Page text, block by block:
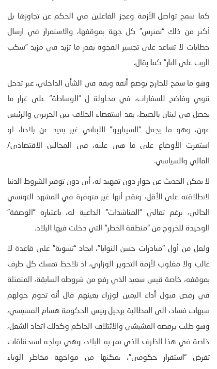
كما سمح تواصل الأزمة وعجز الفاعلين في الحكم عن تجاوزها بل
أكثر من ذلك “تمترس” كل جهة بموقفها، والاستمرار في ارسال
خطابات لا تساعد على تجسير الفجوة بقدر ما تزيد في مزيد “سكب
الزيت على النار” كما يقال.
وهو ما سمح للخارج بوضع أنفه وبقة في الشأن الداخلي، عبر تدخل
قوي وفاضح للسفارات، في محاولة ل “الوساطة” على غرار ما
يحصل في لبنان بالضبط، بعد استعصاء الخلاف بين الحريري والرئيس
عون، وهو ما يجعل “السيناريو” اللبناني غير بعيد عن بلادنا، لو
استمرت الأوضاع على ما هي عليه، في المجالين الاقتصادي/
المالي والسياسي.
لا يمكن الحديث عن حوار دون تمهيد له، أي دون توفير الشروط الدنيا
لانطلاقته على الأقل، ونقدر أنها غير متوفرة في المشهد التونسي
الحالي، برغم تعالي “المناشدات” الداعية له، باعتباره “الوصفة”
الوحيدة للخروج من “منطقة الخطر” التي دخلت فيها البلاد.
ولعل من أول “مبادرات حسن النوايا”، ايجاد “تسوية” على قاعدة لا
غالب ولا مغلوب لأزمة التحوير الوزاري، اذ نلاحظ تمسك كل طرف
بموقفه، خاصة قيس سعيد الذي رفع من شروطه السابقة، المتمثلة
في رفض قبول أداء اليمين لوزراء بعينهم قال أنه تحوم حولهم
شبهات فساد، الى المطالبة برحيل رئيس الحكومة هشام المشيشي،
وهو طلب يرفضه المشيشي والائتلاف الحاكم وكذلك اتحاد الشغل،
خاصة في هذا الظرف الذي تمر به البلاد، وهي تواجه استحقاقات
تفرض “استقرار حكومي”، يمكنها من مواجهة مخاطر الوباء